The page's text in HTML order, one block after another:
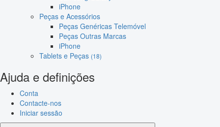
iPhone
Peças e Acessórios
Peças Genéricas Telemóvel
Peças Outras Marcas
iPhone
Tablets e Peças (18)
Ajuda e definições
Conta
Contacte-nos
Iniciar sessão